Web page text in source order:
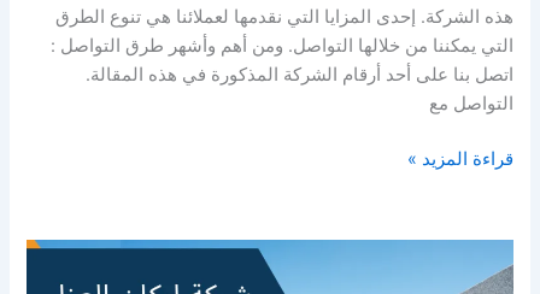
هذه الشركة. إحدى المزايا التي نقدمها لعملائنا هي تنوع الطرق
التي يمكننا من خلالها التواصل. ومن أهم وأشهر طرق التواصل :
اتصل بنا على أحد أرقام الشركة المذكورة في هذه المقالة.
التواصل مع
قراءة المزيد »
عزل